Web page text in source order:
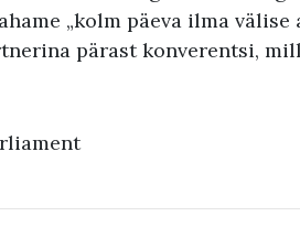
„kolm päeva ilma välise
pärast konverentsi,